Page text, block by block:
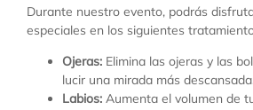
Durante nuestro evento, podrás
especiales en los siguientes
Ojeras: Elimina las ojeras y las
lucir una mirada más
Labios: Aumenta el volumen de